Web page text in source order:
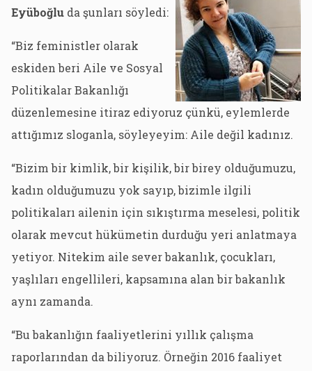
Eyüboğlu da şunları söyledi:
“Biz feministler olarak
eskiden beri Aile ve Sosyal
Politikalar Bakanlığı
düzenlemesine itiraz ediyoruz çünkü, eylemlerde
attığımız sloganla, söyleyeyim: Aile değil kadınız.
“Bizim bir kimlik, bir kişilik, bir birey olduğumuzu,
kadın olduğumuzu yok sayıp, bizimle ilgili
politikaları ailenin için sıkıştırma meselesi, politik
olarak mevcut hükümetin durduğu yeri anlatmaya
yetiyor. Nitekim aile sever bakanlık, çocukları,
yaşlıları engellileri, kapsamına alan bir bakanlık
aynı zamanda.
“Bu bakanlığın faaliyetlerini yıllık çalışma
raporlarından da biliyoruz. Örneğin 2016 faaliyet